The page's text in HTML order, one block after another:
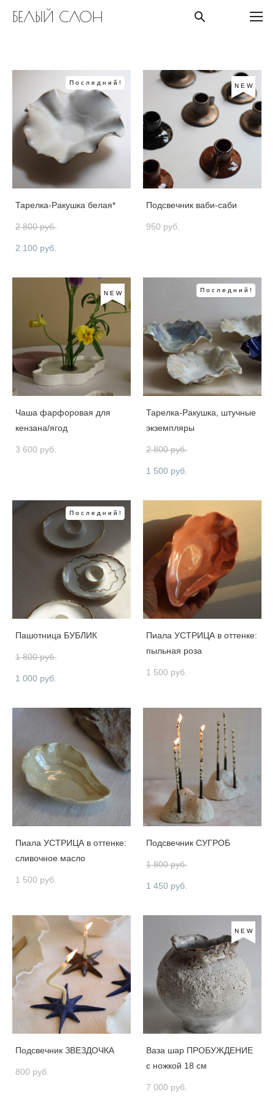
БЕЛЫЙ СЛОН
Последний!
Тарелка-Ракушка белая*
2 800 pуб.
2 100 pуб.
NEW
Подсвечник ваби-саби
950 pуб.
NEW
Чаша фарфоровая для
кензана/ягод
3 600 pуб.
Последний!
Тарелка-Ракушка, штучные
экземпляры
2 800 pуб.
1 500 pуб.
Последний!
Пашотница БУБЛИК
1 800 pуб.
1 000 pуб.
Пиала УСТРИЦА в оттенке:
пыльная роза
1 500 pуб.
Пиала УСТРИЦА в оттенке:
сливочное масло
1 500 pуб.
Подсвечник СУГРОБ
1 800 pуб.
1 450 pуб.
Подсвечник ЗВЕЗДОЧКА
800 pуб.
NEW
Ваза шар ПРОБУЖДЕНИЕ
с ножкой 18 см
7 000 pуб.